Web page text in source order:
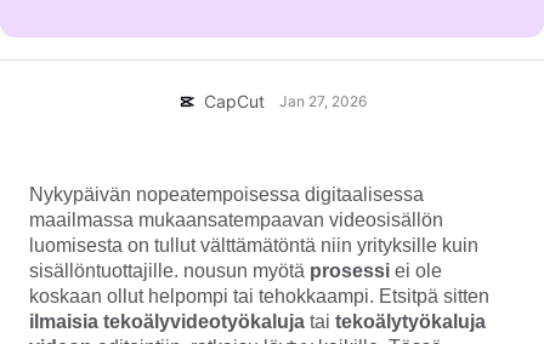
Melunvähennys
Kuva
Parhaat vaihtoehdot
Mallitrendit ja -vinkit
Lisää
Tietoja CapCutin palveluehdoista
Dreamina Seedance 2.0 Launch
Avaa CapCut
CapCut Jan 27, 2026
Nykypäivän nopeatempoisessa digitaalisessa
maailmassa mukaansatempaavan videosisällön
luomisesta on tullut välttämätöntä niin yrityksille kuin
sisällöntuottajille. nousun myötä prosessi ei ole
koskaan ollut helpompi tai tehokkaampi. Etsitpä sitten
ilmaisia tekoälyvideotyökaluja tai tekoälytyökaluja